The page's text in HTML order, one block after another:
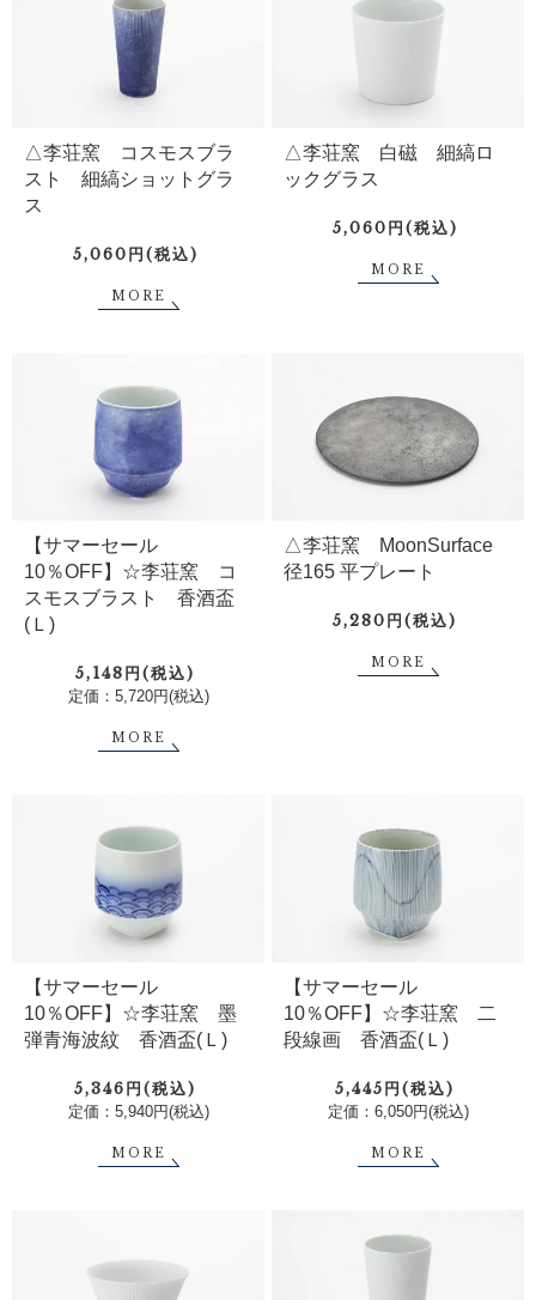
△李荘窯 コスモスブラ
スト 細縞ショットグラ
ス
5,060円(税込)
MORE
△李荘窯 白磁 細縞ロ
ックグラス
5,060円(税込)
MORE
【サマーセール
10％OFF】☆李荘窯 コ
スモスブラスト 香酒盃
(Ｌ)
5,148円(税込)
定価：5,720円(税込)
MORE
△李荘窯 MoonSurface
径165 平プレート
5,280円(税込)
MORE
【サマーセール
10％OFF】☆李荘窯 墨
弾青海波紋 香酒盃(Ｌ)
5,346円(税込)
定価：5,940円(税込)
MORE
【サマーセール
10％OFF】☆李荘窯 二
段線画 香酒盃(Ｌ)
5,445円(税込)
定価：6,050円(税込)
MORE